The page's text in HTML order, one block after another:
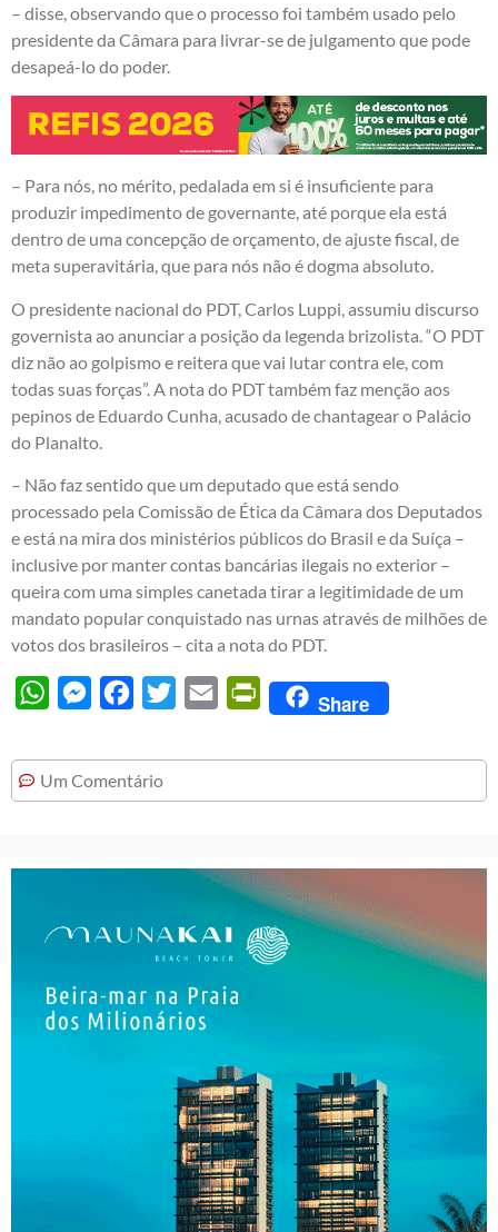
– disse, observando que o processo foi também usado pelo
presidente da Câmara para livrar-se de julgamento que pode
desapeá-lo do poder.
– Para nós, no mérito, pedalada em si é insuficiente para
produzir impedimento de governante, até porque ela está
dentro de uma concepção de orçamento, de ajuste fiscal, de
meta superavitária, que para nós não é dogma absoluto.
O presidente nacional do PDT, Carlos Luppi, assumiu discurso
governista ao anunciar a posição da legenda brizolista. “O PDT
diz não ao golpismo e reitera que vai lutar contra ele, com
todas suas forças”. A nota do PDT também faz menção aos
pepinos de Eduardo Cunha, acusado de chantagear o Palácio
do Planalto.
– Não faz sentido que um deputado que está sendo
processado pela Comissão de Ética da Câmara dos Deputados
e está na mira dos ministérios públicos do Brasil e da Suíça –
inclusive por manter contas bancárias ilegais no exterior –
queira com uma simples canetada tirar a legitimidade de um
mandato popular conquistado nas urnas através de milhões de
votos dos brasileiros – cita a nota do PDT.
WhatsAppMessengerFacebook
Twitter Email PrintFriendly
Share
Um Comentário